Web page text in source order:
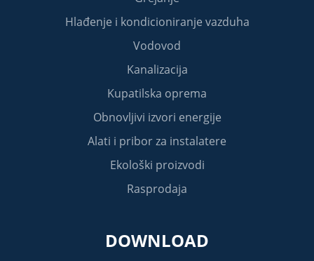
Hlađenje i kondicioniranje vazduha
Vodovod
Kanalizacija
Kupatilska oprema
Obnovljivi izvori energije
Alati i pribor za instalatere
Ekološki proizvodi
Rasprodaja
DOWNLOAD